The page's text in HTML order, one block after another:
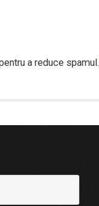
a reduce spamul.